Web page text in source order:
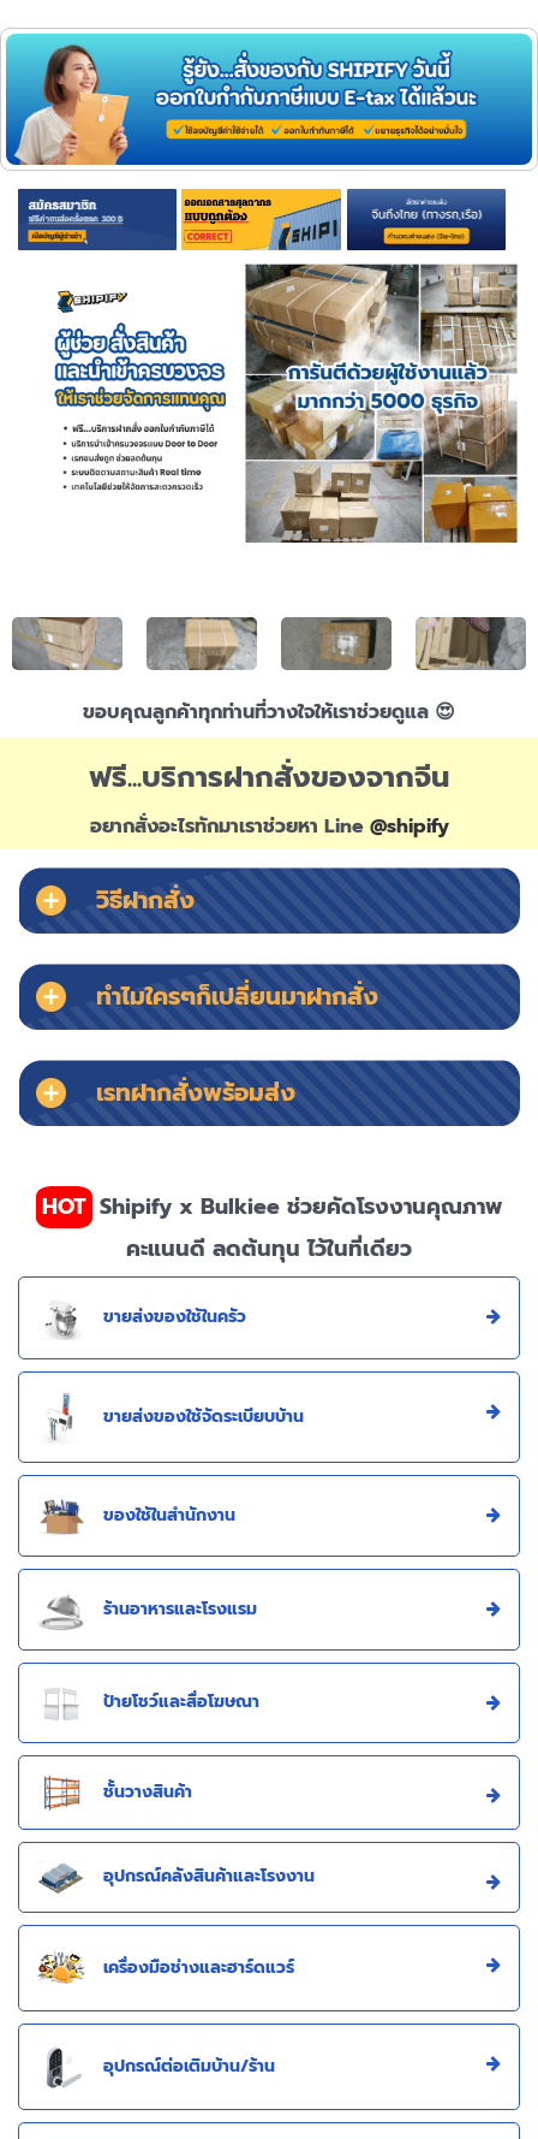
ขอบคุณลูกค้าทุกท่านที่วางใจให้เราช่วยดูแล 😍
ฟรี...บริการฝากสั่งของจากจีน
อยากสั่งอะไรทักมาเราช่วยหา Line @shipify
วิธีฝากสั่ง
ทำไมใครๆก็เปลี่ยนมาฝากสั่ง
เรทฝากสั่งพร้อมส่ง
HOT Shipify x Bulkiee ช่วยคัดโรงงานคุณภาพ
คะแนนดี ลดต้นทุน ไว้ในที่เดียว
ขายส่งของใช้ในครัว
ขายส่งของใช้จัดระเบียบบ้าน
ของใช้ในสำนักงาน
ร้านอาหารและโรงแรม
ป้ายโชว์และสื่อโฆษณา
ชั้นวางสินค้า
อุปกรณ์คลังสินค้าและโรงงาน
เครื่องมือช่างและฮาร์ดแวร์
อุปกรณ์ต่อเติมบ้าน/ร้าน